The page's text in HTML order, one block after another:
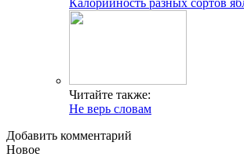
Читайте также:
Не верь словам
Добавить комментарий
Новое